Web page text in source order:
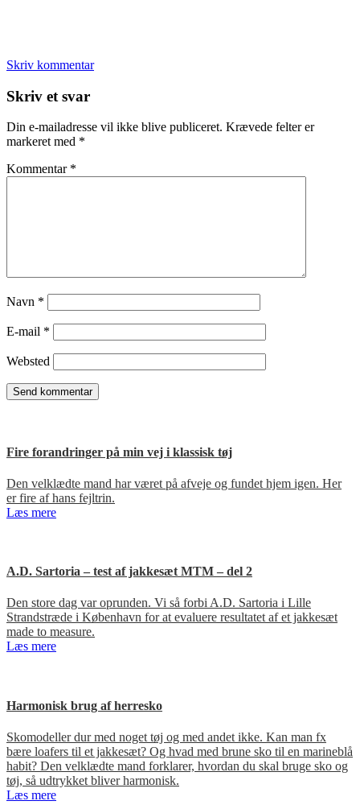
Skriv kommentar
Læserinteraktioner
Skriv et svar
Din e-mailadresse vil ikke blive publiceret. Krævede felter er
markeret med *
Kommentar *
Navn *
E-mail *
Websted
Fire forandringer på min vej i klassisk tøj
Den velklædte mand har været på afveje og fundet hjem igen. Her
er fire af hans fejltrin.
Læs mere
A.D. Sartoria – test af jakkesæt MTM – del 2
Den store dag var oprunden. Vi så forbi A.D. Sartoria i Lille
Strandstræde i København for at evaluere resultatet af et jakkesæt
made to measure.
Læs mere
Harmonisk brug af herresko
Skomodeller dur med noget tøj og med andet ikke. Kan man fx
bære loafers til et jakkesæt? Og hvad med brune sko til en marineblå
habit? Den velklædte mand forklarer, hvordan du skal bruge sko og
tøj, så udtrykket bliver harmonisk.
Læs mere